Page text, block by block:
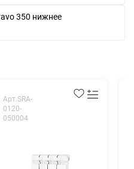
350 нижнее
Арт.SRA-
0120-
050004